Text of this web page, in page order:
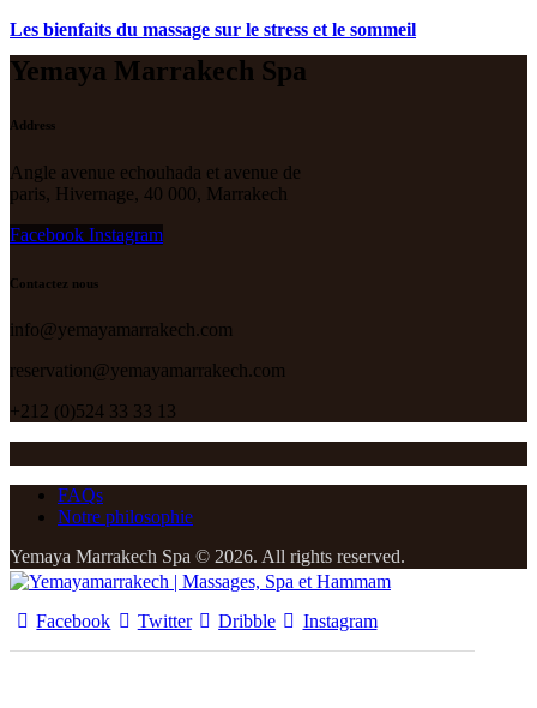
Les bienfaits du massage sur le stress et le sommeil
Yemaya Marrakech Spa
Address
Angle avenue echouhada et avenue de
paris, Hivernage, 40 000, Marrakech
Facebook Instagram
Contactez nous
info@yemayamarrakech.com
reservation@yemayamarrakech.com
+212 (0)524 33 33 13
FAQs
Notre philosophie
Yemaya Marrakech Spa © 2026. All rights reserved.
Facebook Twitter Dribble Instagram